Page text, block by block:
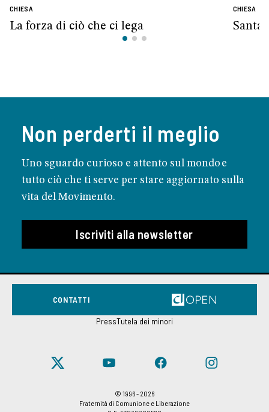
CHIESA
La forza di ciò che ci lega
CHIESA
Santa
Non perderti il meglio
Uno sguardo curioso e attento sul mondo e
tutto ciò che ti serve per stare aggiornato sulla
vita del Movimento.
Iscriviti alla newsletter
CONTATTI
PressTutela dei minori
© 1996 - 2026
Fraternità di Comunione e Liberazione